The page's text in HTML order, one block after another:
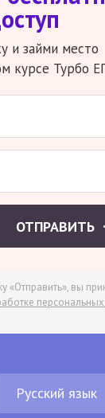
и займи место
курсе Турбо
ОТПРАВИТЬ
«Отправить», вы
Русский язык